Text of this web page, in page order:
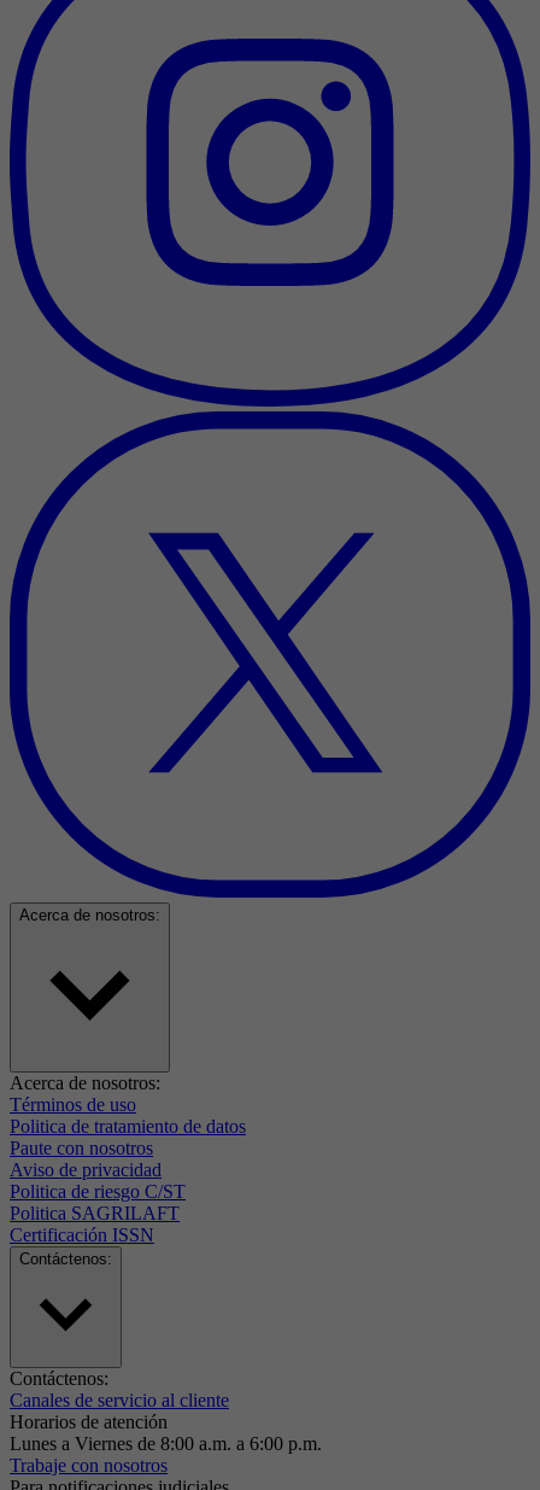
Acerca de nosotros:
Acerca de nosotros:
Términos de uso
Politica de tratamiento de datos
Paute con nosotros
Aviso de privacidad
Politica de riesgo C/ST
Politica SAGRILAFT
Certificación ISSN
Contáctenos:
Contáctenos:
Canales de servicio al cliente
Horarios de atención
Lunes a Viernes de 8:00 a.m. a 6:00 p.m.
Trabaje con nosotros